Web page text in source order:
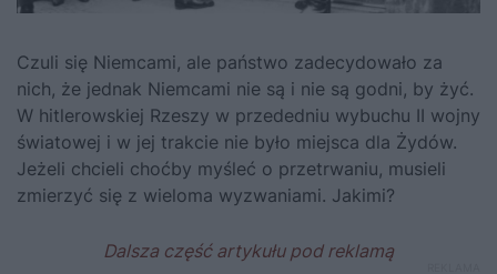
Czuli się Niemcami, ale państwo zadecydowało za
nich, że jednak Niemcami nie są i nie są godni, by żyć.
W hitlerowskiej Rzeszy w przededniu wybuchu II wojny
światowej i w jej trakcie nie było miejsca dla Żydów.
Jeżeli chcieli choćby myśleć o przetrwaniu, musieli
zmierzyć się z wieloma wyzwaniami. Jakimi?